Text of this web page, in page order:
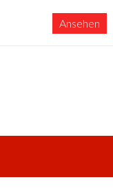
Ansehen